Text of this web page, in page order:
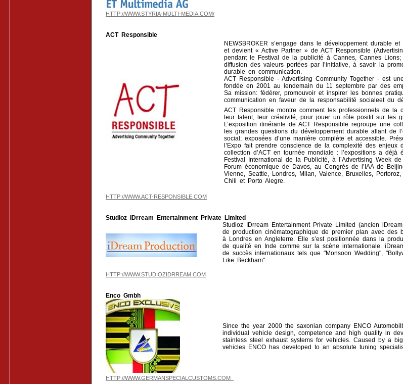
HTTP://WWW.STYRIA-MULTI-MEDIA.COM/
ACT Responsible
NEWSBROKER s’engage dans le développement durable
et devient « Active Partner » de ACT Responsible
pendant le Festival de la publicité à Cannes, Cannes
diffusion des valeurs portées par l’initiative, à savoir la
durable en communication.
ACT Responsible - Advertising Community Together - est
fondée en 2001 au lendemain du 11 septembre par des
Sa mission: fédérer, promouvoir et inspirer les bonnes
communication en faveur de la responsabilité socialeet du
ACT Responsible montre comment les professionnels de la
leur talent, leur créativité, pour jouer un rôle positif sur les
L’exposition itinérante de ACT Responsible regroupe une
les grandes questions du développement durable allant de
social; exposées d’une manière complète et accessible.
l’Expo fait prendre conscience de la complexité des enjeux
collection d’ACT en tournée mondiale : l’expositions a déjà
Festival International de la Publicité, à l’Advertising Week
Forum économique de Davos, au Congrès de l’IAA de
Vienne, Seattle, Londres, Milan, Valence, Bruxelles,
Chili et Porto Alegre.
HTTP://WWW.ACT-RESPONSIBLE.COM
Studioz IDrream Entertainment Private Limited
Studioz IDrream Entertainment Private Limited (ancien
de production cinématographique de premier plan avec des
à Londres en Angleterre. Elle s’est positionnée dans la
de qualité en Inde comme sur la scène internationale.
de succès internationaux tels que "Monsoon Wedding",
Like Beckham".
HTTP://WWW.STUDIOZIDRREAM.COM
Enco Gmbh
Since the year 2000 the saxonian company ENCO
individual vehicle design, competence and high quality in
stainless steel exhaust systems for vehicles. Caused by a
vehicles ENCO has developed to an absolute tuning
HTTP://WWW.GERMANSPECIALCUSTOMS.COM